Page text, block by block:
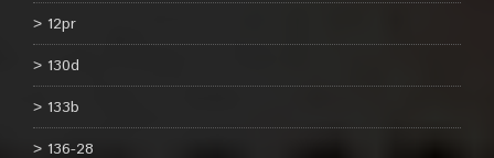
12pr
130d
133b
136-28